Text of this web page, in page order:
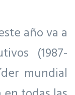
año va a
(1987-
mundial